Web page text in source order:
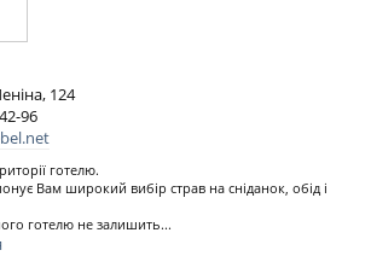
124
96
готелю.
Вам широкий вибір страв на сніданок, обід і
готелю не залишить...